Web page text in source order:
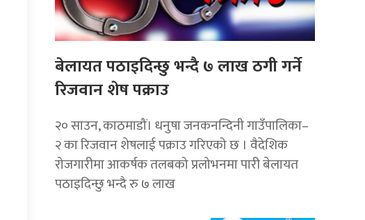
बेलायत पठाइदिन्छु भन्दै ७ लाख ठगी गर्ने
रिजवान शेष पक्राउ
२० साउन, काठमाडौं। धनुषा जनकनन्दिनी गाउँपालिका–
२ का रिजवान शेषलाई पक्राउ गरिएको छ । वैदेशिक
रोजगारीमा आकर्षक तलबको प्रलोभनमा पारी बेलायत
पठाइदिन्छु भन्दै रु ७ लाख